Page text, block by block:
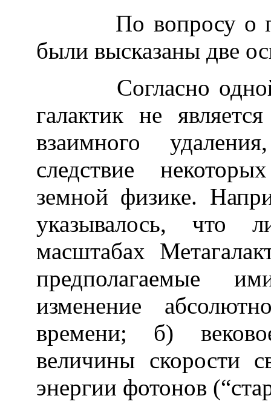
По вопросу о
были высказаны две
Согласно одной
галактик не
взаимного
следствие
земной физике.
указывалось, что
масштабах
предполагаемые
изменение
времени; б)
величины скорости
энергии фотонов